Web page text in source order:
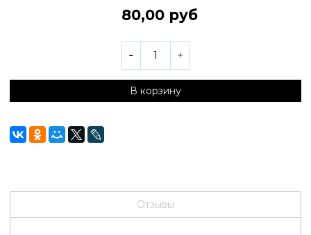
80,00 руб
В корзину
Отзывы